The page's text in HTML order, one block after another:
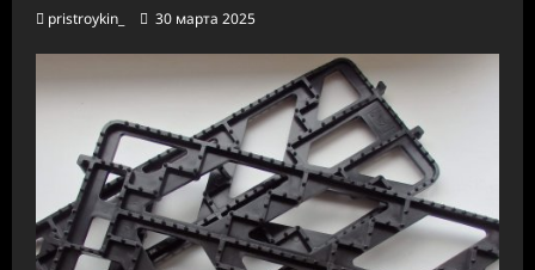
pristroykin_ 30 марта 2025